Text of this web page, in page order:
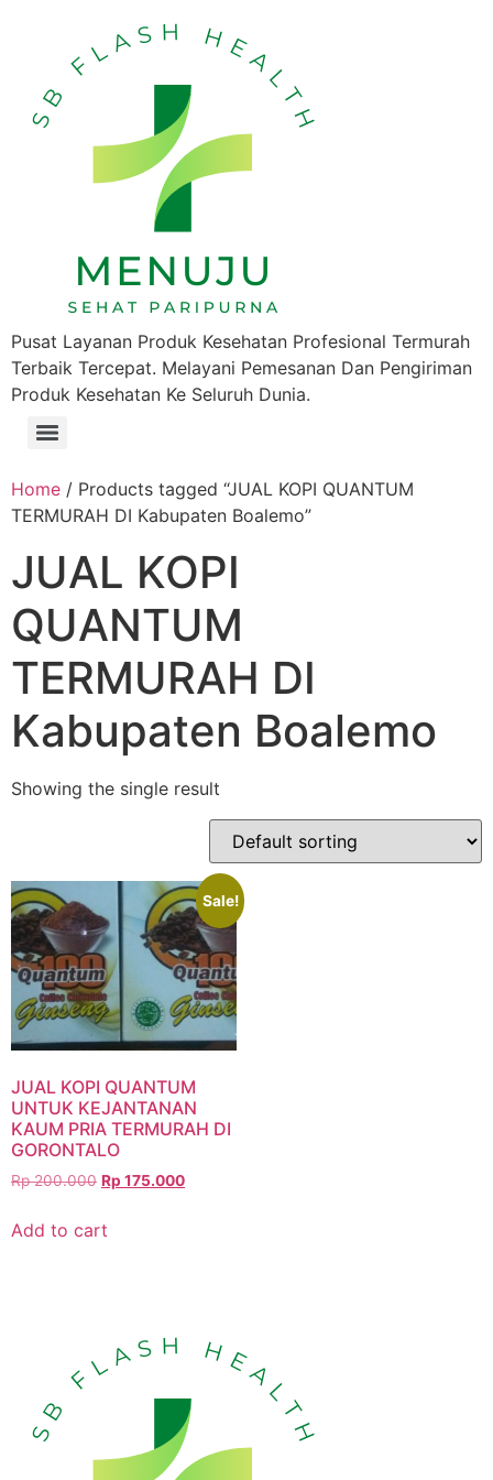
Pusat Layanan Produk Kesehatan Profesional Termurah
Terbaik Tercepat. Melayani Pemesanan Dan Pengiriman
Produk Kesehatan Ke Seluruh Dunia.
Home / Products tagged “JUAL KOPI QUANTUM
TERMURAH DI Kabupaten Boalemo”
JUAL KOPI
QUANTUM
TERMURAH DI
Kabupaten Boalemo
Showing the single result
Sale!
JUAL KOPI QUANTUM
UNTUK KEJANTANAN
KAUM PRIA TERMURAH DI
GORONTALO
Rp200.000 Rp 175.000
Add to cart